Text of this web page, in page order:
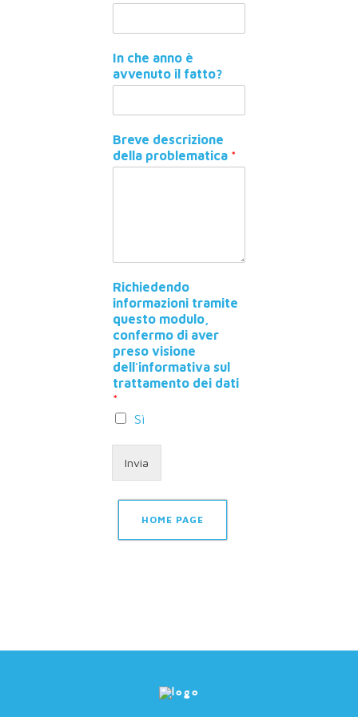
In che anno è
avvenuto il fatto?
Breve descrizione
della problematica *
Richiedendo
informazioni tramite
questo modulo,
confermo di aver
preso visione
dell'informativa sul
trattamento dei dati
*
Sì
Invia
HOME PAGE